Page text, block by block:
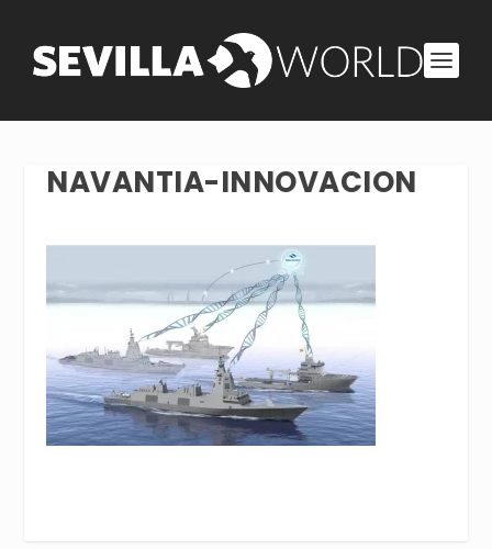
NAVANTIA-INNOVACION